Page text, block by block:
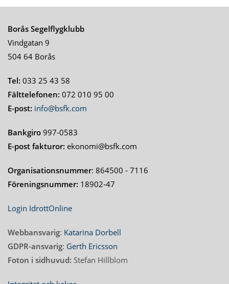
Borås Segelflygklubb
Vindgatan 9
504 64 Borås
Tel: 033 25 43 58
Fälttelefonen: 072 010 95 00
E-post: info@bsfk.com
Bankgiro 997-0583
E-post fakturor: ekonomi@bsfk.com
Organisationsnummer: 864500 - 7116
Föreningsnummer: 18902-47
Login IdrottOnline
Webbansvarig: Katarina Dorbell
GDPR-ansvarig: Gerth Ericsson
Foton i sidhuvud: Stefan Hillblom